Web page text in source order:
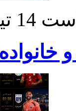
14 تیر 1405